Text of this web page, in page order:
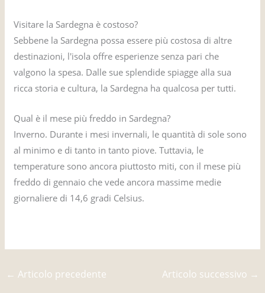
Visitare la Sardegna è costoso?
Sebbene la Sardegna possa essere più costosa di altre
destinazioni, l'isola offre esperienze senza pari che
valgono la spesa. Dalle sue splendide spiagge alla sua
ricca storia e cultura, la Sardegna ha qualcosa per tutti.
Qual è il mese più freddo in Sardegna?
Inverno. Durante i mesi invernali, le quantità di sole sono
al minimo e di tanto in tanto piove. Tuttavia, le
temperature sono ancora piuttosto miti, con il mese più
freddo di gennaio che vede ancora massime medie
giornaliere di 14,6 gradi Celsius.
← Articolo precedente Articolo successivo →